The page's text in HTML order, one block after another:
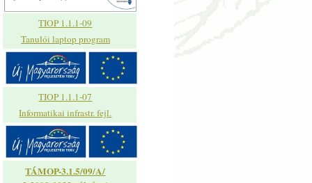
TIOP 1.1.1-09
Tanulói laptop program
TIOP 1.1.1-07
Informatikai infrastr. fejl.
TÁMOP-3.1.5/09/A/